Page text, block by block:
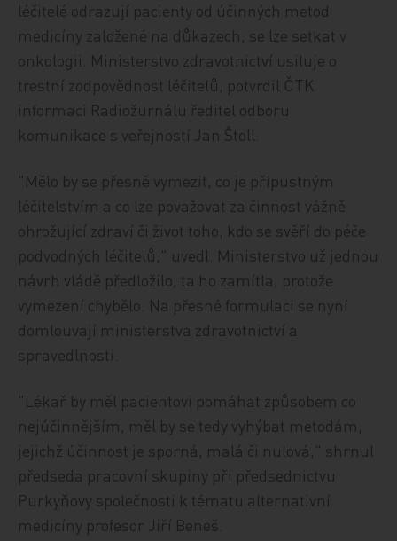
léčitelé odrazují pacienty od účinných metod
medicíny založené na důkazech, se lze setkat v
onkologii. Ministerstvo zdravotnictví usiluje o
trestní zodpovědnost léčitelů, potvrdil ČTK
informaci Radiožurnálu ředitel odboru
komunikace s veřejností Jan Štoll.
"Mělo by se přesně vymezit, co je přípustným
léčitelstvím a co lze považovat za činnost vážně
ohrožující zdraví či život toho, kdo se svěří do péče
podvodných léčitelů," uvedl. Ministerstvo už jednou
návrh vládě předložilo, ta ho zamítla, protože
vymezení chybělo. Na přesné formulaci se nyní
domlouvají ministerstva zdravotnictví a
spravedlnosti.
"Lékař by měl pacientovi pomáhat způsobem co
nejúčinnějším, měl by se tedy vyhýbat metodám,
jejichž účinnost je sporná, malá či nulová," shrnul
předseda pracovní skupiny při předsednictvu
Purkyňovy společnosti k tématu alternativní
medicíny profesor Jiří Beneš.